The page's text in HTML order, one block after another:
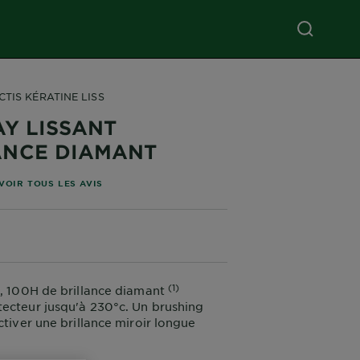
KÉRATINE LISS
LISSANT
DIAMANT
étoiles basé sur les avis
TOUS LES AVIS
100H de brillance diamant (1)
jusqu'à 230°c. Un brushing
une brillance miroir longue
ultra lisse sans frisottis.